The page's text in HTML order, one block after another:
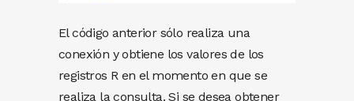
El código anterior sólo realiza una
conexión y obtiene los valores de los
registros R en el momento en que se
realiza la consulta. Si se desea obtener